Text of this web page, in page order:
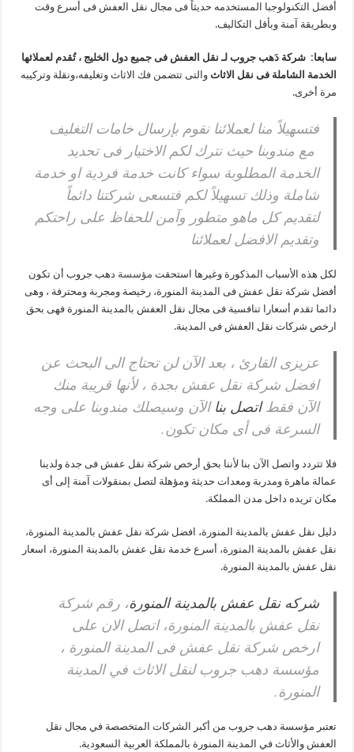
أفضل التكنولوجبا المستخدمه حديثاً فى مجال نقل العفش فى أسرع وقت
وبطريقة آمنة وبأقل التكاليف.
سابعا: شركة دَهب جروب لـ نقل العفش فى جميع دول الخليج ، تُقدم لعملائها
الخدمة الشاملة فى نقل الاثاث والتى تتضمن فك الاثاث وتغليفه،ونقلة وتركيبه
مرة أخرى.
فتسهيلاً منا لعملائنا نقوم بإرسال خامات التغليف
مع مندوبنا حيث نترك لكم الاختيار فى تحديد
الخدمة المطلوبة سواء كانت خدمة فردية او خدمة
شاملة وذلك تسهيلاً لكم فتسعى شركتنا دائماً
لتقديم كل ماهو متطور وآمن للحفاظ على راحتكم
وتقديم الافضل لعملائنا
لكل هذه الأسباب المذكورة وغيرها استحقت مؤسسة دهب جروب أن تكون
أفضل شركة نقل عفش فى المدينة المنورة، رخيصة ومجربة ومحترفة ، وهى
دائما تقدم أسعارا تنافسية فى مجال نقل العفش بالمدينة المنورة فهى بحق
ارخص شركات نقل العفش فى المدينة.
عزيزى القارئ ، بعد الآن لن تحتاج الى البحث عن
افضل شركة نقل عفش بجدة ، لأنها قريبة منك
الآن فقطاتصل بنا الآن وسيصلك مندوبنا على وجه
السرعة فى أى مكان تكون.
فلا تتردد واتصل الآن بنا لأننا بحق أرخص شركة نقل عفش فى جدة ولدينا
عمالة ماهرة ومدربة ومعدات حديثة ومؤهلة لتصل بمنقولات آمنة إلى أى
مكان تريده داخل مدن المملكة.
دليل نقل عفش بالمدينة المنورة، افضل شركة نقل عفش بالمدينة المنورة،
نقل عفش بالمدينة المنورة، أسرع خدمة نقل عفش بالمدينة المنورة، اسعار
نقل عفش بالمدينة المنورة.
شركه نقل عفش بالمدينة المنورة، رقم شركة
نقل عفش بالمدينة المنورة، اتصل الان على
ارخص شركة نقل عفش فى المدينة المنورة ،
مؤسسة دهب جروب لنقل الاثاث في المدينة
المنورة.
تعتبر مؤسسة دهب جروب من أكبر الشركات المتخصصة في مجال نقل
العفش والأثاث في المدينة المنورة بالمملكة العربية السعودية.